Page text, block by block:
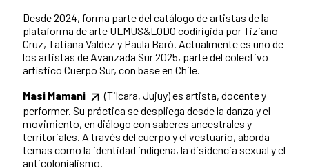
Desde 2024, forma parte del catálogo de artistas de la
plataforma de arte ULMUS&LODO codirigida por Tiziano
Cruz, Tatiana Valdez y Paula Baró. Actualmente es uno de
los artistas de Avanzada Sur 2025, parte del colectivo
artístico Cuerpo Sur, con base en Chile.
Masi Mamani
(Tilcara, Jujuy) es artista, docente y
performer. Su práctica se despliega desde la danza y el
movimiento, en diálogo con saberes ancestrales y
territoriales. A través del cuerpo y el vestuario, aborda
temas como la identidad indígena, la disidencia sexual y el
anticolonialismo.